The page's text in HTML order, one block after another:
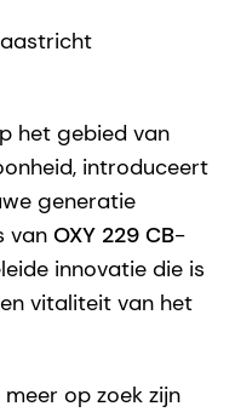
het gebied van
introduceert
generatie
van OXY 229 CB-
innovatie die is
vitaliteit van het
op zoek zijn